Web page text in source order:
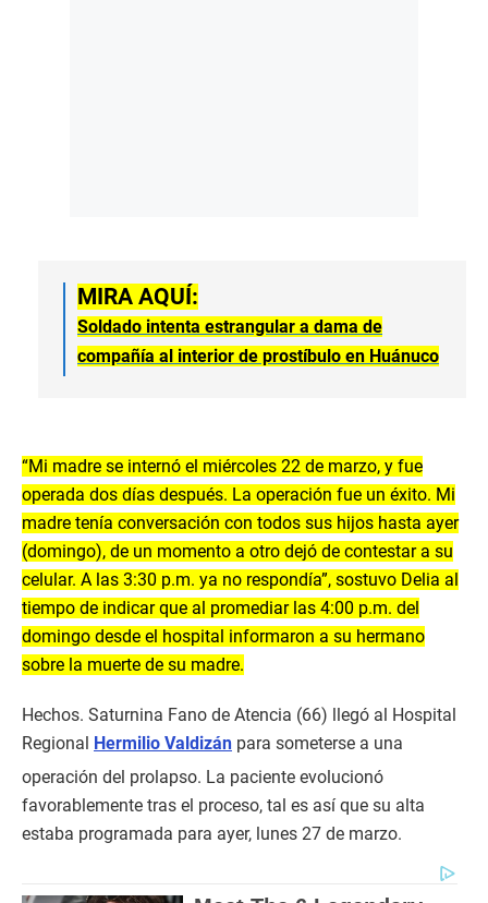
MIRA AQUÍ:
Soldado intenta estrangular a dama de
compañía al interior de prostíbulo en Huánuco
“Mi madre se internó el miércoles 22 de marzo, y fue
operada dos días después. La operación fue un éxito. Mi
madre tenía conversación con todos sus hijos hasta ayer
(domingo), de un momento a otro dejó de contestar a su
celular. A las 3:30 p.m. ya no respondía”, sostuvo Delia al
tiempo de indicar que al promediar las 4:00 p.m. del
domingo desde el hospital informaron a su hermano
sobre la muerte de su madre.
Hechos. Saturnina Fano de Atencia (66) llegó al Hospital
Regional Hermilio Valdizán para someterse a una
operación del prolapso. La paciente evolucionó
favorablemente tras el proceso, tal es así que su alta
estaba programada para ayer, lunes 27 de marzo.